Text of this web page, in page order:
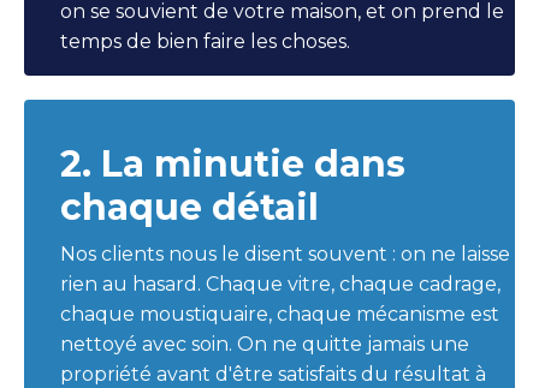
on se souvient de votre maison, et on prend le
temps de bien faire les choses.
2. La minutie dans
chaque détail
Nos clients nous le disent souvent : on ne laisse
rien au hasard. Chaque vitre, chaque cadrage,
chaque moustiquaire, chaque mécanisme est
nettoyé avec soin. On ne quitte jamais une
propriété avant d'être satisfaits du résultat à